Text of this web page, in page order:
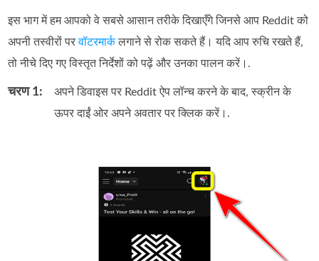
इस भाग में हम आपको वे सबसे आसान तरीके दिखाएँगे जिनसे आप Reddit को
अपनी तस्वीरों परवॉटरमार्कलगाने से रोक सकते हैं। यदि आप रुचि रखते हैं,
तो नीचे दिए गए विस्तृत निर्देशों को पढ़ें और उनका पालन करें।.
चरण 1:
अपने डिवाइस पर Reddit ऐप लॉन्च करने के बाद, स्क्रीन के
ऊपर दाईं ओर अपने अवतार पर क्लिक करें।.